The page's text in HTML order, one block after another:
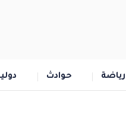
رياضة حوادث